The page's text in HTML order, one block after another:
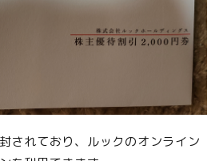
されており、ルックのオンライン